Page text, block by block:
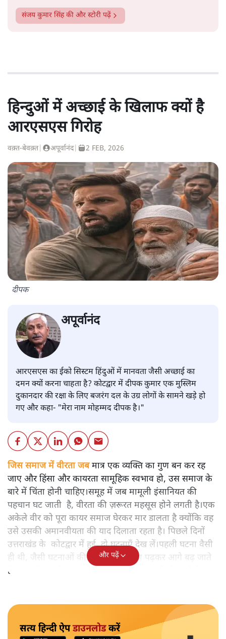
संजय कुमार सिंहकी और स्टोरी पढ़ें
हिन्दुओं में अच्छाई के खिलाफ क्यों है
आरएसएस गिरोह
वक़्त-बेवक़्त अपूर्वानंद| 2 FEB, 2026
दीपक
अपूर्वानंद
आरएसएस का ईको सिस्टम हिंदुओं में मानवता जैसी अच्छाई का
दमन क्यों करना चाहता है? कोटद्वार में दीपक कुमार एक मुस्लिम
दुकानदार की रक्षा के लिए बजरंग दल के उग्र लोगों के सामने खड़े हो
गए और कहा- "मेरा नाम मोहम्मद दीपक है।"
जिस समाज में वीरता जबमात्र एक व्यक्ति का गुण बन कर रह
जाए और हिंसा और कायरता सामूहिक स्वभाव हो, उस समाज के
बारे में चिंता होनी चाहिए।समूह में जब मामूली इंसानियत की
पहचान घट जाती है, वीरता की ज़रूरत महसूस होने लगती है।एक
अकेले वीर को पूरा कायर समाज घेरकर मार डालता है क्योंकि वह
उसे उसकी अमानवीयता की याद दिलाता रहता है। पिछले दिनों
उत्तराखंड के कोटद्वार में हुई दो घटनाएँ देख लें।पहली घटना वैसी
ही थी, जैसी घटनाओं की खबर हम रोज़ाना पढ़कर आगे बढ़ जाते
हैं।भारत के तक़रीबन हर हिस्से से ऐसी खबर आती ही रहती है।
और पढ़ें
सत्य हिन्दी ऐपडाउनलोडकरें